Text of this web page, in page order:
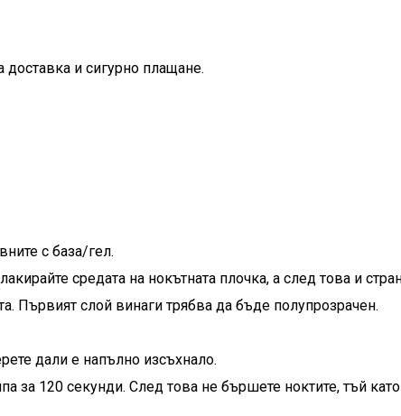
доставка и сигурно плащане.
с база/гел.
средата на нокътната плочка, а след това и
Първият слой винаги трябва да бъде полупрозрачен.
дали е напълно изсъхнало.
за 120 секунди. След това не бършете ноктите, тъй